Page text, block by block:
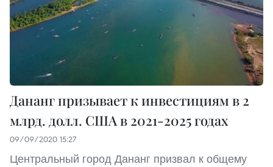
Дананг призывает к инвестициям в 2
млрд. долл. США в 2021-2025 годах
09/09/2020 15:27
Центральный город Дананг призвал к общему